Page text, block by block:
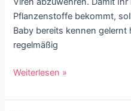
Pflanzenstoffe bekommt,
Baby bereits kennen
regelmäßig
Weiterlesen »